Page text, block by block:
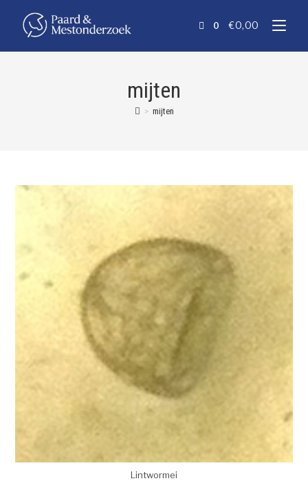
0 €0,00
mijten
> mijten
Lintwormei